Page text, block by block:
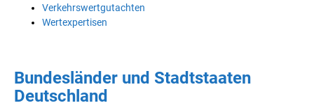
Verkehrswertgutachten
Wertexpertisen
Bundesländer und Stadtstaaten
Deutschland